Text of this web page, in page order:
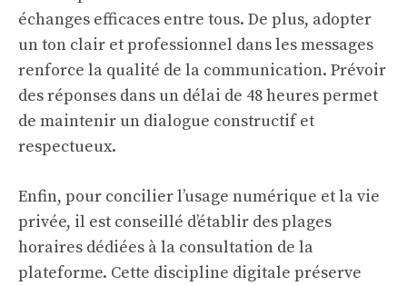
échanges efficaces entre tous. De plus, adopter
un ton clair et professionnel dans les messages
renforce la qualité de la communication. Prévoir
des réponses dans un délai de 48 heures permet
de maintenir un dialogue constructif et
respectueux.
Enfin, pour concilier l’usage numérique et la vie
privée, il est conseillé d’établir des plages
horaires dédiées à la consultation de la
plateforme. Cette discipline digitale préserve